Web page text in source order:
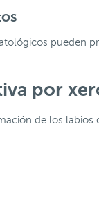
pueden
por
de los labios